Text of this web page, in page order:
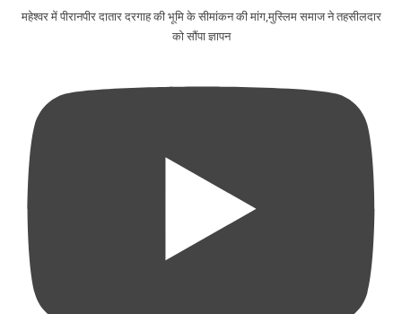
महेश्वर में पीरानपीर दातार दरगाह की भूमि के सीमांकन की मांग,मुस्लिम समाज ने तहसीलदार
को सौंपा ज्ञापन